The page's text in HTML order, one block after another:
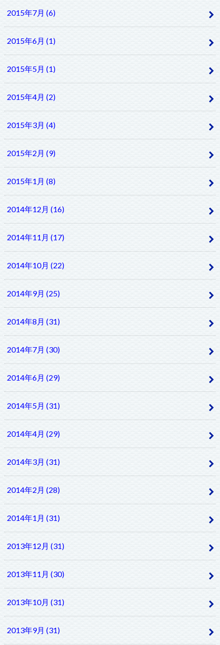
2015年7月 (6)
2015年6月 (1)
2015年5月 (1)
2015年4月 (2)
2015年3月 (4)
2015年2月 (9)
2015年1月 (8)
2014年12月 (16)
2014年11月 (17)
2014年10月 (22)
2014年9月 (25)
2014年8月 (31)
2014年7月 (30)
2014年6月 (29)
2014年5月 (31)
2014年4月 (29)
2014年3月 (31)
2014年2月 (28)
2014年1月 (31)
2013年12月 (31)
2013年11月 (30)
2013年10月 (31)
2013年9月 (31)